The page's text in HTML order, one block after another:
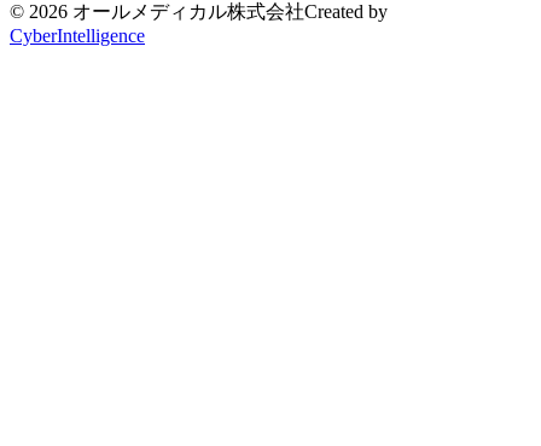
© 2026 オールメディカル株式会社Created by
CyberIntelligence